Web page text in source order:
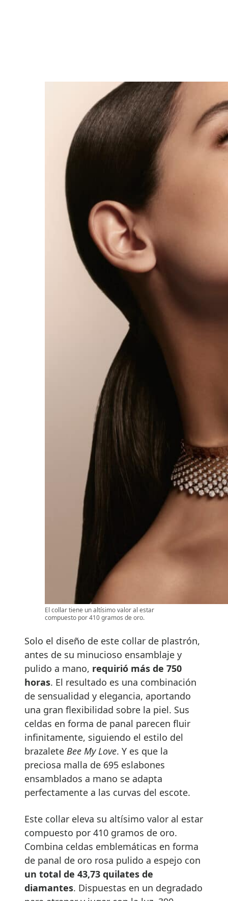
El collar tiene un altísimo valor al estar
compuesto por 410 gramos de oro.
Solo el diseño de este collar de plastrón,
antes de su minucioso ensamblaje y
pulido a mano, requirió más de 750
horas. El resultado es una combinación
de sensualidad y elegancia, aportando
una gran flexibilidad sobre la piel. Sus
celdas en forma de panal parecen fluir
infinitamente, siguiendo el estilo del
brazalete Bee My Love. Y es que la
preciosa malla de 695 eslabones
ensamblados a mano se adapta
perfectamente a las curvas del escote.
Este collar eleva su altísimo valor al estar
compuesto por 410 gramos de oro.
Combina celdas emblemáticas en forma
de panal de oro rosa pulido a espejo con
un total de 43,73 quilates de
diamantes. Dispuestas en un degradado